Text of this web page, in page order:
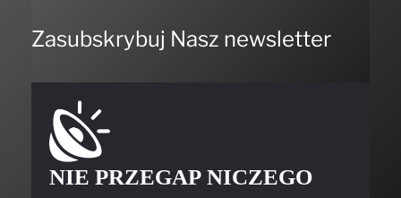
Zasubskrybuj Nasz newsletter
NIE PRZEGAP NICZEGO